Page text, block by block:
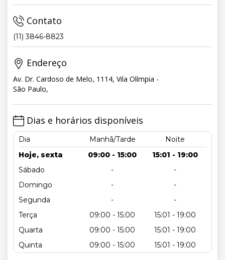
Contato
(11) 3846-8823
Endereço
Av. Dr. Cardoso de Melo, 1114, Vila Olímpia -
São Paulo,
Dias e horários disponíveis
Dia Manhã/Tarde
Noite
Hoje, sexta
09:00 - 15:00
15:01 - 19:00
Sábado
-
-
Domingo
-
-
Segunda
-
-
Terça
09:00 - 15:00
15:01 - 19:00
Quarta
09:00 - 15:00
15:01 - 19:00
Quinta
09:00 - 15:00 15:01 - 19:00